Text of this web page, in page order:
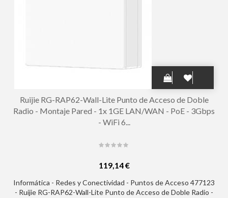
Ruijie RG-RAP62-Wall-Lite Punto de Acceso de Doble
Radio - Montaje Pared - 1x 1GE LAN/WAN - PoE - 3Gbps
- WiFi 6...
119,14 €
Informática - Redes y Conectividad - Puntos de Acceso 477123
- Ruijie RG-RAP62-Wall-Lite Punto de Acceso de Doble Radio -